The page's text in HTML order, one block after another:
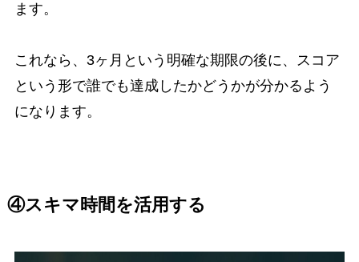
ます。
これなら、3ヶ月という明確な期限の後に、スコア
という形で誰でも達成したかどうかが分かるよう
になります。
④スキマ時間を活用する